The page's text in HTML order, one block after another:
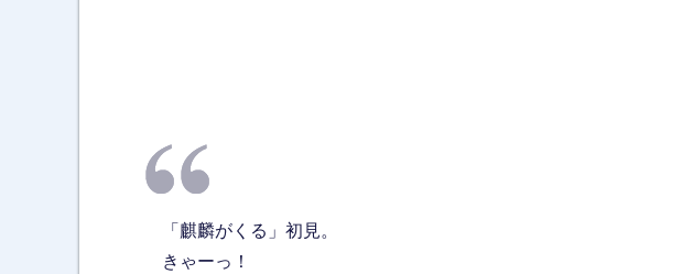
「麒麟がくる」初見。
きゃーっ！